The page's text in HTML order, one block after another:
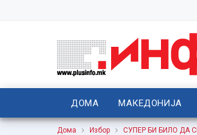
ДОМА МАКЕДОНИЈА
Дома Избор СУПЕР БИ БИЛО ДА